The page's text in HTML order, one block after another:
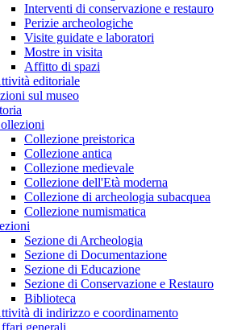
Interventi di conservazione e restauro
Perizie archeologiche
Visite guidate e laboratori
Mostre in visita
Affitto di spazi
editoriale
sul museo
Collezione preistorica
Collezione antica
Collezione medievale
Collezione dell'Età moderna
Collezione di archeologia subacquea
Collezione numismatica
Sezione di Archeologia
Sezione di Documentazione
Sezione di Educazione
Sezione di Conservazione e Restauro
Biblioteca
di indirizzo e coordinamento
generali